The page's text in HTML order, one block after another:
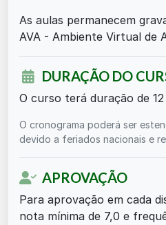
As aulas permanecem
AVA - Ambiente Virtual de
DURAÇÃO DO
O curso terá duração de 12
O cronograma poderá ser
devido a feriados nacionais e
APROVAÇÃO
Para aprovação em cada
nota mínima de 7,0 e